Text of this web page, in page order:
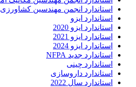
استاندارد انجمن مهندسین کشاورزی
استاندارد ایزو
استاندارد ایزو 2020
استاندارد ایزو 2021
استاندارد ایزو 2024
استاندارد جدید NFPA
استاندارد چینی
استاندارد داروسازی
استاندارد سال 2022